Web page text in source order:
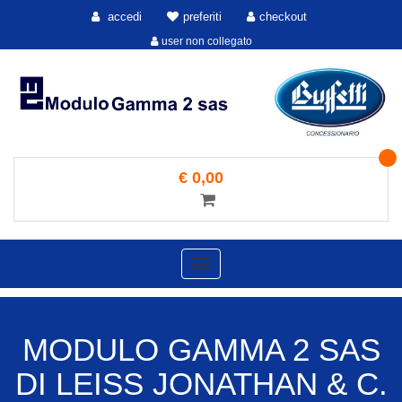
accedi preferiti checkout
user non collegato
€ 0,00
Toggle
navigation
MODULO GAMMA 2 SAS
DI LEISS JONATHAN & C.